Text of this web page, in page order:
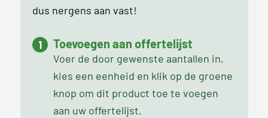
dus nergens aan vast!
Toevoegen aan offertelijst
Voer de door gewenste aantallen in,
kies een eenheid en klik op de groene
knop om dit product toe te voegen
aan uw offertelijst.